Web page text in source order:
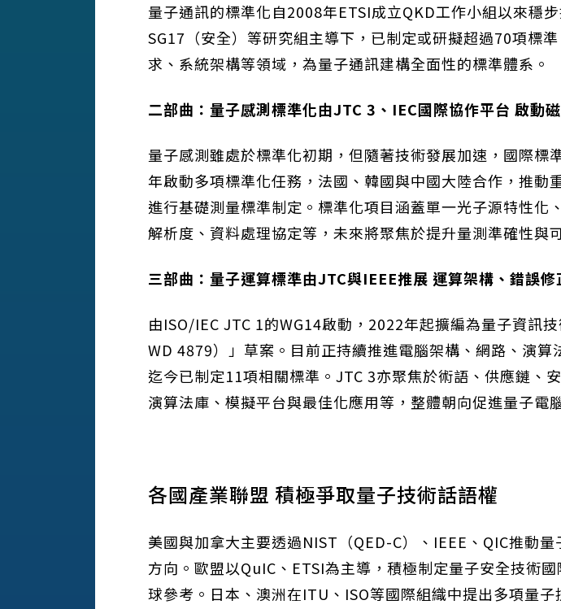
量子通訊的標準化自2008年ETSI成立QKD工作小組以來穩
SG17（安全）等研究組主導下，已制定或研擬超過70項標
求、系統架構等領域，為量子通訊建構全面性的標準體系。
二部曲：量子感測標準化由JTC 3 、 IEC國際協作平台 啟動
量子感測雖處於標準化初期，但隨著技術發展加速，國際
年啟動多項標準化任務，法國、韓國與中國大陸合作，推
進行基礎測量標準制定。標準化項目涵蓋單一光子源特性
解析度、資料處理協定等，未來將聚焦於提升量測準確性與
三部曲：量子運算標準由JTC與IEEE推展 運算架構、錯誤
由ISO/IEC JTC 1的WG14啟動，2022年起擴編為量子資訊
WD 4879）」草案。目前正持續推進電腦架構、網路、演
迄今已制定11項相關標準。JTC 3亦聚焦於術語、供應鏈、
演算法庫、模擬平台與最佳化應用等，整體朝向促進量子電
各國產業聯盟 積極爭取量子技術話語權
美國與加拿大主要透過NIST（QED-C）、IEEE、QIC推動
方向。歐盟以QuIC、ETSI為主導，積極制定量子安全技術
球參考。日本、澳洲在ITU、ISO等國際組織中提出多項量